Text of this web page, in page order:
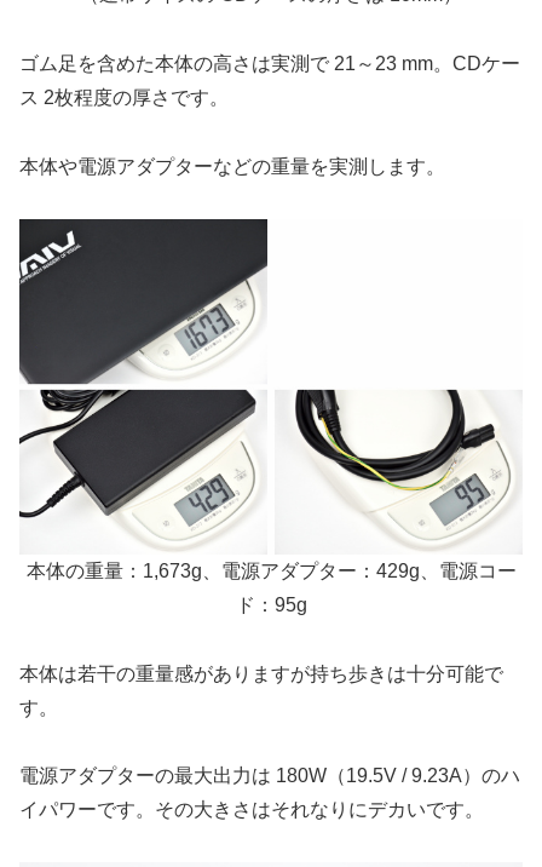
ゴム足を含めた本体の高さは実測で 21～23 mm。CDケー
ス 2枚程度の厚さです。
本体や電源アダプターなどの重量を実測します。
本体の重量：1,673g、電源アダプター：429g、電源コー
ド：95g
本体は若干の重量感がありますが持ち歩きは十分可能で
す。
電源アダプターの最大出力は 180W（19.5V / 9.23A）のハ
イパワーです。その大きさはそれなりにデカいです。